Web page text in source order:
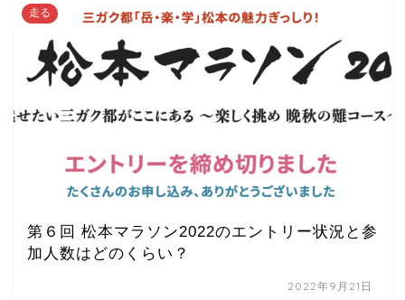
走る
第６回 松本マラソン2022のエントリー状況と参
加人数はどのくらい？
2022年9月21日